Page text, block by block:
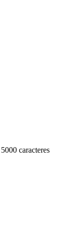
5000 caracteres